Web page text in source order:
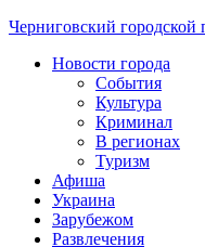
Черниговский городской
Новости города
События
Культура
Криминал
В регионах
Туризм
Афиша
Украина
Зарубежом
Развлечения